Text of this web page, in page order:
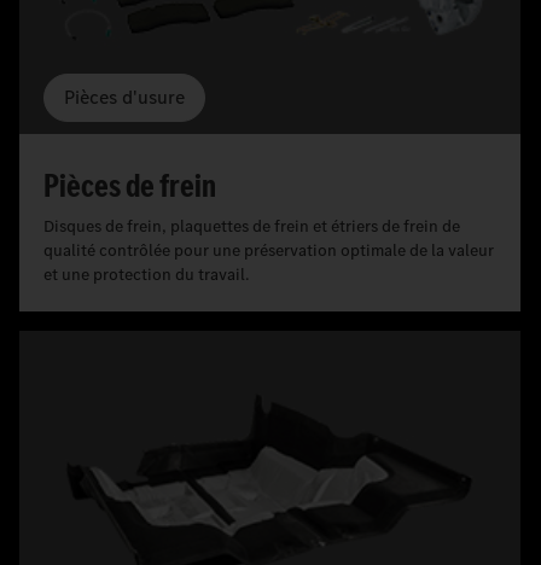
Pièces d'usure
Pièces de frein
Disques de frein, plaquettes de frein et étriers de frein de
qualité contrôlée pour une préservation optimale de la valeur
et une protection du travail.